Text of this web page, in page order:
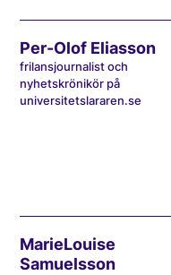
Per-Olof Eliasson
frilansjournalist och
nyhetskrönikör på
universitetslararen.se
MarieLouise
Samuelsson